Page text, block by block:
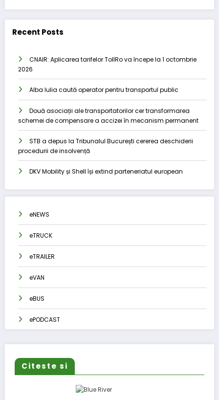
Recent Posts
CNAIR: Aplicarea tarifelor TollRo va începe la 1 octombrie
2026
Alba Iulia caută operator pentru transportul public
Două asociații ale transportatorilor cer transformarea
schemei de compensare a accizei în mecanism permanent
STB a depus la Tribunalul București cererea deschiderii
procedurii de insolvență
DKV Mobility și Shell își extind parteneriatul european
eNEWS
eTRUCK
eTRAILER
eVAN
eBUS
ePODCAST
Citeste si